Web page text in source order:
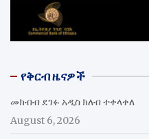
የቅርብ ዜናዎች
መክብብ ደገፉ አዲስ ክለብ ተቀላቀለ
August 6, 2026